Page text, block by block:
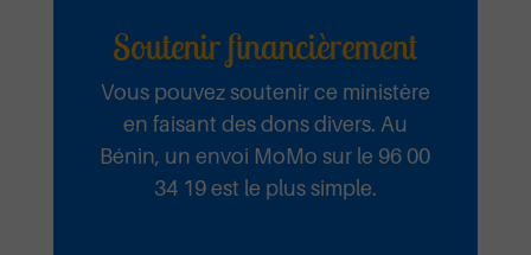
Soutenir financièrement
Vous pouvez soutenir ce ministère
en faisant des dons divers. Au
Bénin, un envoi MoMo sur le 96 00
34 19 est le plus simple.